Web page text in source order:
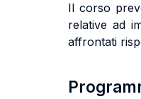
Il corso
relative ad
affrontati